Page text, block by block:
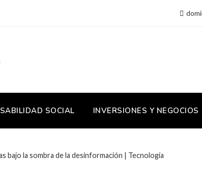
SOCIAL INVERSIONES Y NEGOCIOS
bajo la sombra de la desinformación | Tecnología